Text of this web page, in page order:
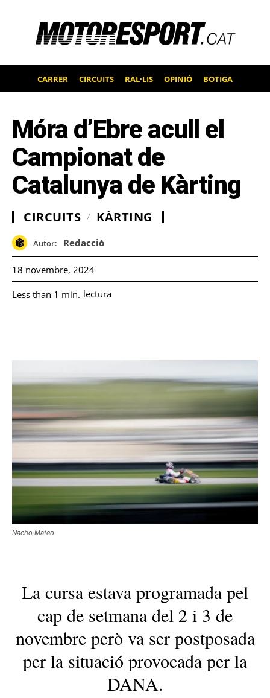
CARRER CIRCUITS RAL·LIS OPINIÓ BOTIGA
Móra d’Ebre acull el
Campionat de
Catalunya de Kàrting
CIRCUITS KÀRTING
Autor: Redacció
18 novembre, 2024
Less than 1 min. lectura
Nacho Mateo
La cursa estava programada pel
cap de setmana del 2 i 3 de
novembre però va ser postposada
per la situació provocada per la
DANA.